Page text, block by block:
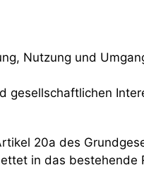
Nutzung und
gesellschaftlichen
20a des
in das bestehende